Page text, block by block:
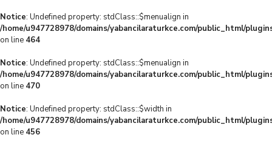
Notice: Undefined property: stdClass::$menualign in
/home/u947728978/domains/yabancilaraturkce.com/public_html/
on line 464
Notice: Undefined property: stdClass::$menualign in
/home/u947728978/domains/yabancilaraturkce.com/public_html/
on line 470
Notice: Undefined property: stdClass::$width in
/home/u947728978/domains/yabancilaraturkce.com/public_html/
on line 456